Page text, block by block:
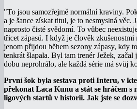
"To jsou samozřejmě normální kraviny.
a je šance získat titul, je to nesmyslná věc.
naprosto čisté svědomí. To vůbec
třicet zápasů. I když je člověk zkušenostmi
jenom přijdou během sezony zápasy, kdy
tenkrát šlapala. Byl tam trenér Ježek, začal
dobu neprohrálo, ale každá série má svůj
První šok byla sestava proti Interu, v
překonat Laca Kunu a stát se hráčem s
ligových startů v historii. Jak jste se